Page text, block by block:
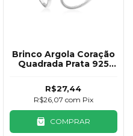
Brinco Argola Coração
Quadrada Prata 925
R$27,44
R$26,07 com Pix
COMPRAR